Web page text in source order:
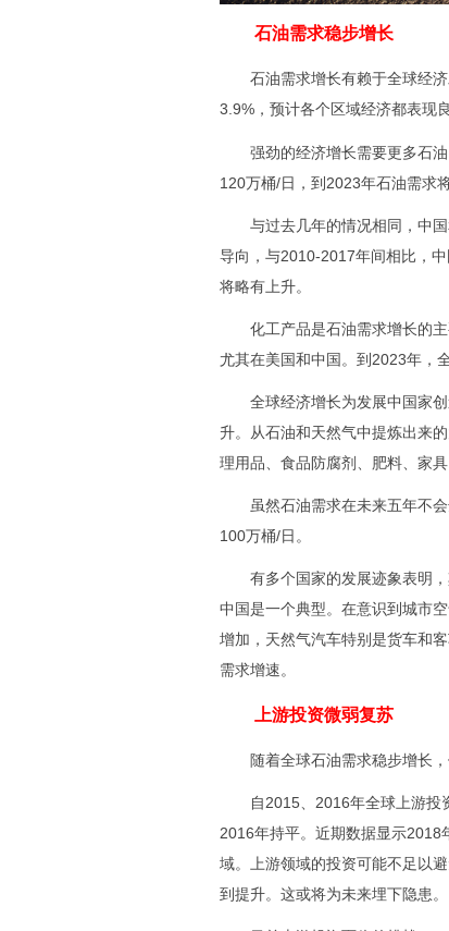
石油需求稳步增长
石油需求增长有赖于全球经济
3.9%，预计各个区域经济都表现良
强劲的经济增长需要更多石油
120万桶/日，到2023年石油需求
与过去几年的情况相同，中国
导向，与2010-2017年间相比，
将略有上升。
化工产品是石油需求增长的主
尤其在美国和中国。到2023年，
全球经济增长为发展中国家创
升。从石油和天然气中提炼出来
理用品、食品防腐剂、肥料、家
虽然石油需求在未来五年不会
100万桶/日。
有多个国家的发展迹象表明，
中国是一个典型。在意识到城市
增加，天然气汽车特别是货车和
需求增速。
上游投资微弱复苏
随着全球石油需求稳步增长，
自2015、2016年全球上游投资
2016年持平。近期数据显示2018
域。上游领域的投资可能不足以
到提升。这或将为未来埋下隐患。